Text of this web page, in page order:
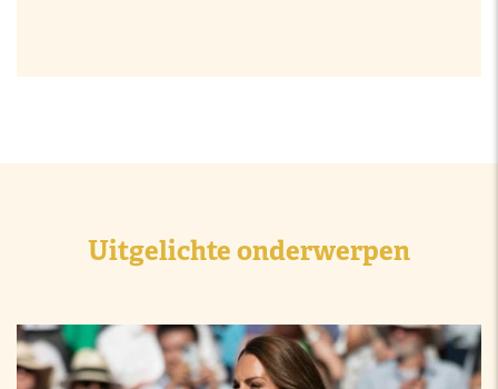
Uitgelichte onderwerpen